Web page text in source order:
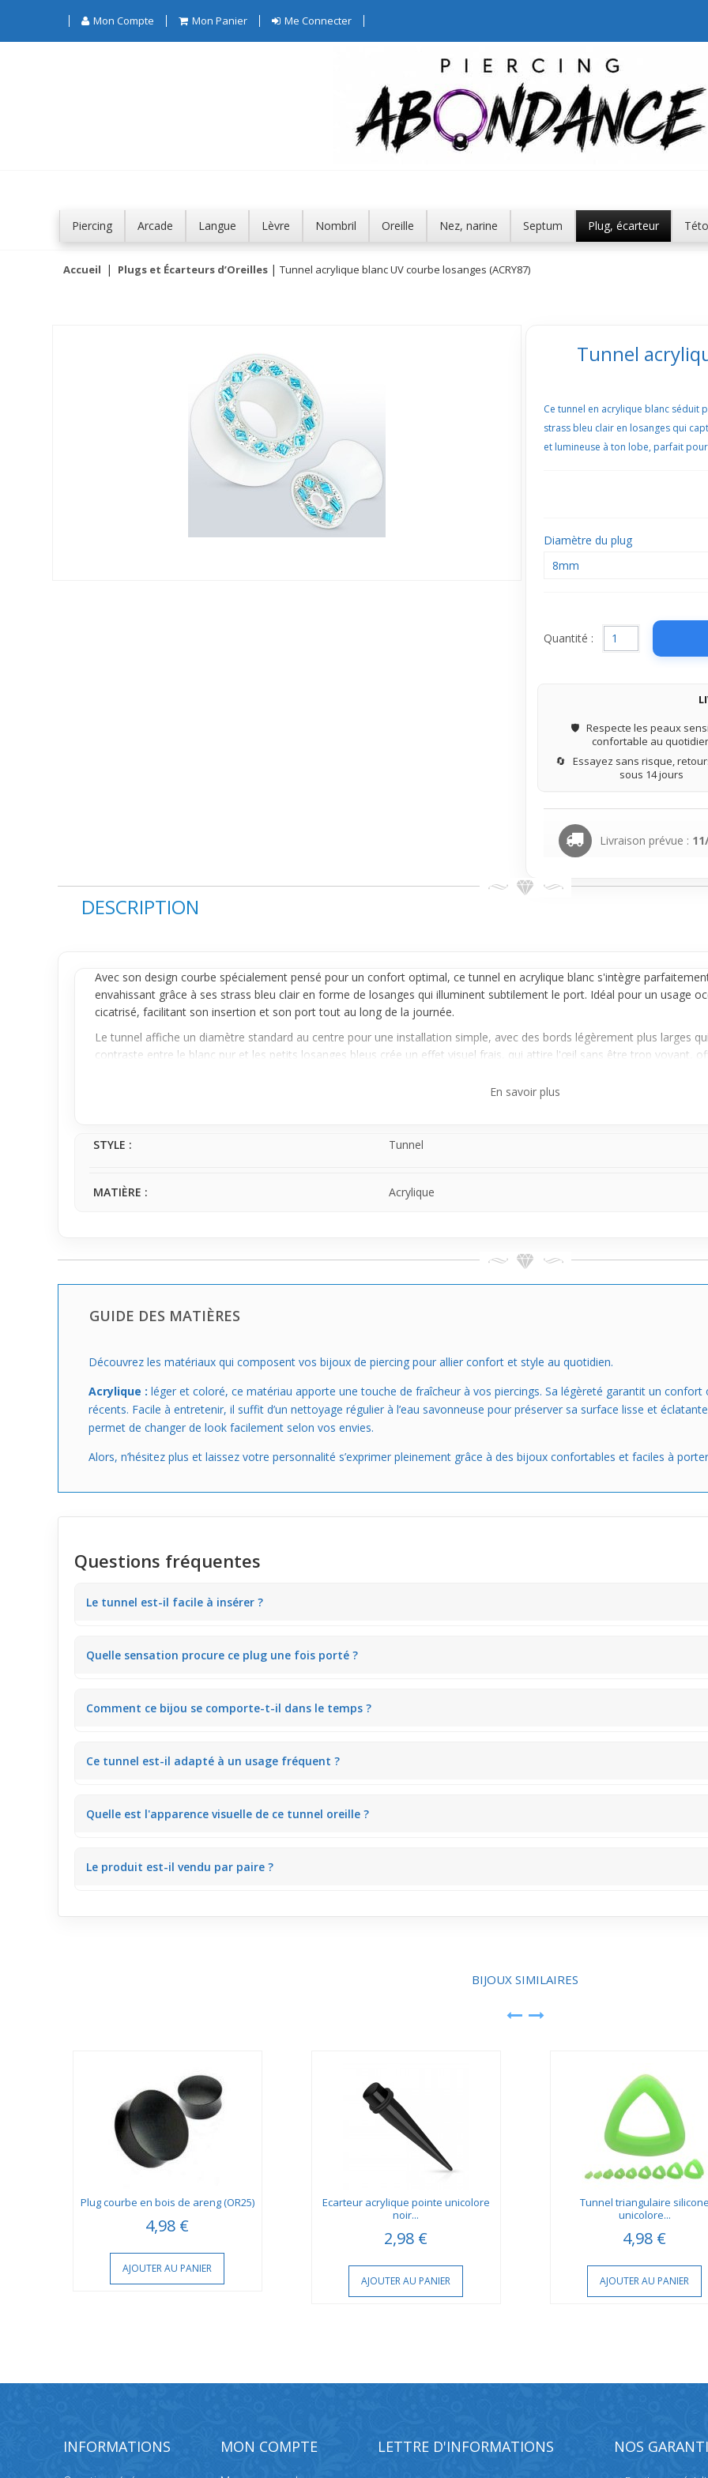
Mon Compte Mon Panier Me Connecter
Piercing Arcade Langue Lèvre Nombril Oreille Nez, narine Septum Plug, écarteur
Accueil Plugs et Écarteurs d’Oreilles Tunnel acrylique blanc UV courbe losanges (ACRY87)
Tunnel
Ce tunnel en acrylique blanc séduit
strass bleu clair en losanges qui
et lumineuse à ton lobe, parfait
Diamètre du plug
8mm
Quantité :
🛡️ Respecte les peaux
confortable au
🔄 Essayez sans risque,
sous 14 jours
Livraison prévue :
DESCRIPTION
Avec son design courbe spécialement pensé pour un confort optimal, ce tunnel en acrylique blanc s'intègre
envahissant grâce à ses strass bleu clair en forme de losanges qui illuminent subtilement le port. Idéal pour un usage
cicatrisé, facilitant son insertion et son port tout au long de la journée.
Le tunnel affiche un diamètre standard au centre pour une installation simple, avec des bords légèrement plus larges
contraste entre le blanc pur et les petits losanges bleus crée un effet visuel frais, qui attire l'œil sans être trop voyant,
Si tu cherches un tunnel pratique, facile à mettre et avec une touche de couleur discrète, ce modèle vendu à l'unité est
En savoir plus
STYLE : Tunnel
MATIÈRE : Acrylique
GUIDE DES MATIÈRES
Découvrez les matériaux qui composent vos bijoux de piercing pour allier confort et style au quotidien.
Acrylique : léger et coloré, ce matériau apporte une touche de fraîcheur à vos piercings. Sa légèreté garantit un confort
récents. Facile à entretenir, il suffit d’un nettoyage régulier à l’eau savonneuse pour préserver sa surface lisse et
permet de changer de look facilement selon vos envies.
Alors, n’hésitez plus et laissez votre personnalité s’exprimer pleinement grâce à des bijoux confortables et faciles à
Questions fréquentes
Le tunnel est-il facile à insérer ?
Quelle sensation procure ce plug une fois porté ?
Comment ce bijou se comporte-t-il dans le temps ?
Ce tunnel est-il adapté à un usage fréquent ?
Quelle est l'apparence visuelle de ce tunnel oreille ?
Le produit est-il vendu par paire ?
BIJOUX SIMILAIRES
Plug courbe en bois de areng (OR25)
4,98 €
AJOUTER AU PANIER
Ecarteur acrylique pointe unicolore
noir...
2,98 €
AJOUTER AU PANIER
Tunnel triangulaire silicone
unicolore...
4,98 €
AJOUTER AU PANIER
INFORMATIONS MON COMPTE LETTRE D'INFORMATIONS NOS